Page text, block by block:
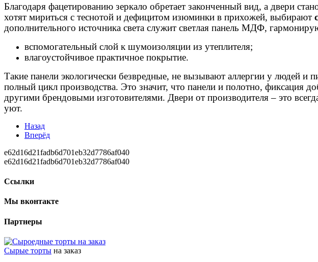
Благодаря фацетированию зеркало обретает законченный вид, а двери
хотят мириться с теснотой и дефицитом изюминки в прихожей, выбирают
дополнительного источника света служит светлая панель МДФ,
вспомогательный слой к шумоизоляции из утеплителя;
влагоустойчивое практичное покрытие.
Такие панели экологически безвредные, не вызывают аллергии у людей
полный цикл производства. Это значит, что панели и полотно, фиксация
другими брендовыми изготовителями. Двери от производителя – это
уют.
Назад
Вперёд
e62d16d21fadb6d701eb32d7786af040
e62d16d21fadb6d701eb32d7786af040
Ссылки
Мы вконтакте
Партнеры
Сырые торты на заказ